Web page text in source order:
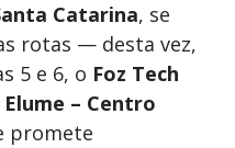
Catarina, se
rotas — desta vez,
5 e 6, o Foz Tech
Elume – Centro
promete